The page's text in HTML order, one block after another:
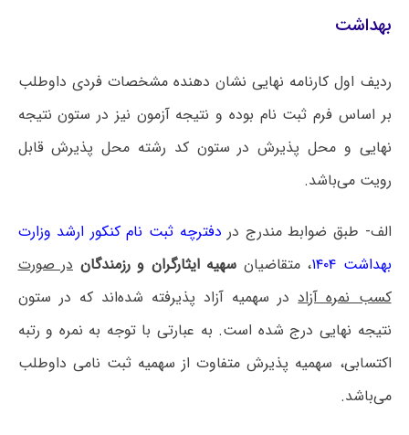
بهداشت
ردیف اول کارنامه نهایی نشان دهنده مشخصات فردی داوطلب
بر اساس فرم ثبت نام بوده و نتیجه آزمون نیز در ستون نتیجه
نهایی و محل پذیرش در ستون کد رشته محل پذیرش قابل
رویت می‌باشد.
الف- طبق ضوابط مندرج در دفترچه ثبت نام کنکور ارشد وزارت
بهداشت ۱۴۰۴
، متقاضیان سهیه ایثارگران و رزمندگان در صورت
کسب نمره آزاددر سهمیه آزاد پذیرفته شده‌اند که در ستون
نتیجه نهایی درج شده است. به عبارتی با توجه به نمره و رتبه
اکتسابی، سهمیه پذیرش متفاوت از سهمیه ثبت نامی داوطلب
می‌باشد.